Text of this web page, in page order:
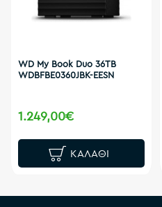
WD My Book Duo 36TB
WDBFBE0360JBK-EESN
1.249,00€
ΚΑΛΆΘΙ